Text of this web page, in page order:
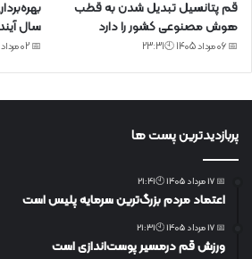
قم پتانسیل تبدیل شدن به قطب
هوش مصنوعی کشور را دارد
📅 06 مرداد 1405 🕙23:31
سال
📅 02 مرداد 1405 🕙18:47
پربازدیدترین پست ها
📅 17 مرداد 1405 🕙21:41
اعتماد مردم بزرگ‌ترین سرمایه پلیس است
📅 17 مرداد 1405 🕙21:31
ورزش قم درمسیر پوست‌اندازی است